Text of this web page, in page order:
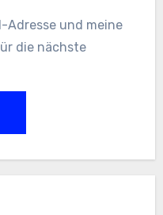
Adresse und meine
die nächste